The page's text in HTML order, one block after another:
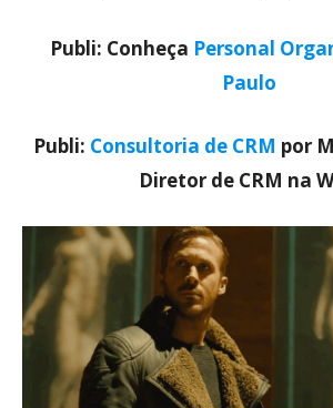
Publi: Conheça Personal
Paulo
Publi: Consultoria de CRM por
Diretor de CRM na